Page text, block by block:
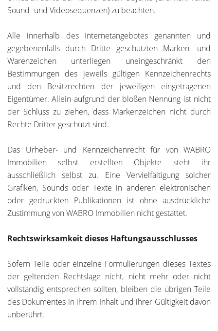
Sound- und Videosequenzen) zu beachten.
Alle innerhalb des Internetangebotes genannten und
gegebenenfalls durch Dritte geschützten Marken- und
Warenzeichen unterliegen uneingeschränkt den
Bestimmungen des jeweils gültigen Kennzeichenrechts
und den Besitzrechten der jeweiligen eingetragenen
Eigentümer. Allein aufgrund der bloßen Nennung ist nicht
der Schluss zu ziehen, dass Markenzeichen nicht durch
Rechte Dritter geschützt sind.
Das Urheber- und Kennzeichenrecht für von WABRO
Immobilien selbst erstellten Objekte steht ihr
ausschließlich selbst zu. Eine Vervielfältigung solcher
Grafiken, Sounds oder Texte in anderen elektronischen
oder gedruckten Publikationen ist ohne ausdrückliche
Zustimmung von WABRO Immobilien nicht gestattet.
Rechtswirksamkeit dieses Haftungsausschlusses
Sofern Teile oder einzelne Formulierungen dieses Textes
der geltenden Rechtslage nicht, nicht mehr oder nicht
vollständig entsprechen sollten, bleiben die übrigen Teile
des Dokumentes in ihrem Inhalt und ihrer Gültigkeit davon
unberührt.